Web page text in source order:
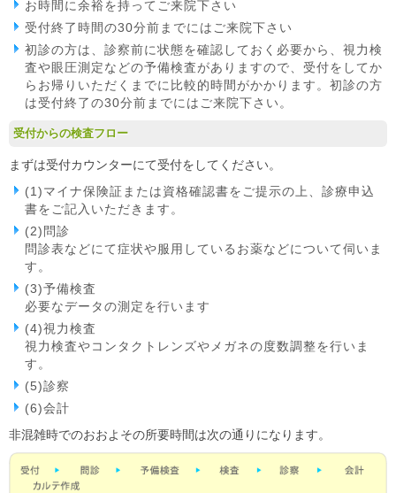
お時間に余裕を持ってご来院下さい
受付終了時間の30分前までにはご来院下さい
初診の方は、診察前に状態を確認しておく必要から、視力検
査や眼圧測定などの予備検査がありますので、受付をしてか
らお帰りいただくまでに比較的時間がかかります。初診の方
は受付終了の30分前までにはご来院下さい。
受付からの検査フロー
まずは受付カウンターにて受付をしてください。
(1)マイナ保険証または資格確認書をご提示の上、診療申込
書をご記入いただきます。
(2)問診
問診表などにて症状や服用しているお薬などについて伺いま
す。
(3)予備検査
必要なデータの測定を行います
(4)視力検査
視力検査やコンタクトレンズやメガネの度数調整を行いま
す。
(5)診察
(6)会計
非混雑時でのおおよその所要時間は次の通りになります。